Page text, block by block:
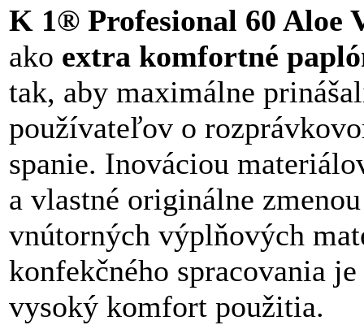
K 1® Profesional 60 Aloe
ako extra komfortné
tak, aby maximálne
používateľov o
spanie. Inováciou
a vlastné originálne
vnútorných výplňových
konfekčného spracovania
vysoký komfort použitia.